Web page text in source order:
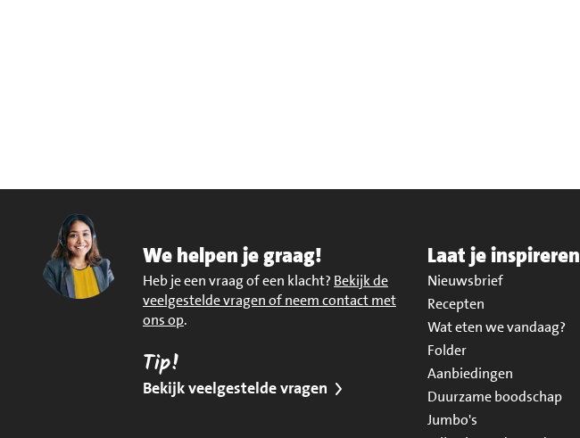
We helpen je graag!
Heb je een vraag of een klacht? Bekijk de
veelgestelde vragen of neem contact met
ons op.
Tip!
Bekijk veelgestelde vragen
Laat je inspireren
Nieuwsbrief
Recepten
Wat eten we vandaag?
Folder
Aanbiedingen
Duurzame boodschap
Jumbo's